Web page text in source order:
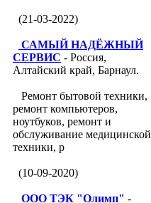
(21-03-2022)
САМЫЙ НАДЁЖНЫЙ
СЕРВИС - Россия,
Алтайский край, Барнаул.
Ремонт бытовой техники,
ремонт компьютеров,
ноутбуков, ремонт и
обслуживание медицинской
техники, р
(10-09-2020)
ООО ТЭК "Олимп" -